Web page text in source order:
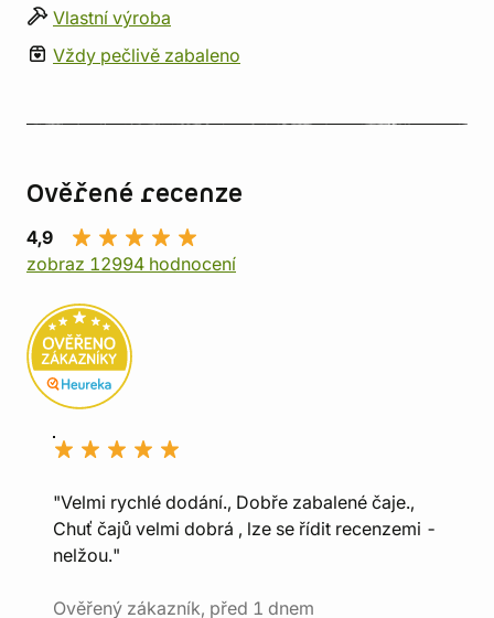
Vlastní výroba
Vždy pečlivě zabaleno
Ověřené recenze
4,9
zobraz 12994 hodnocení
"Velmi rychlé dodání., Dobře zabalené čaje.,
Chuť čajů velmi dobrá , lze se řídit recenzemi -
nelžou."
Ověřený zákazník, před 1 dnem